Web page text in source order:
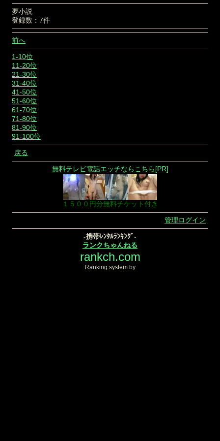
夢小説
登録数：7件
前へ
1-10位
11-20位
21-30位
31-40位
41-50位
51-60位
61-70位
71-80位
81-90位
91-100位
戻る
無料テレビ電話エッチならこちら[PR]
１５００円分無料チケット付き
管理ログイン
-携帯ﾚﾝﾀﾙﾗﾝｷﾝｸﾞ-
ランクちゃんねる
rankch.com
Ranking system by